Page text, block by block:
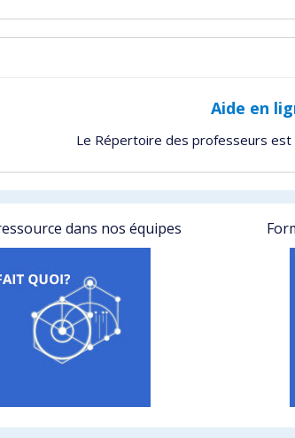
Aide en
Le Répertoire des professeurs
dans nos équipes